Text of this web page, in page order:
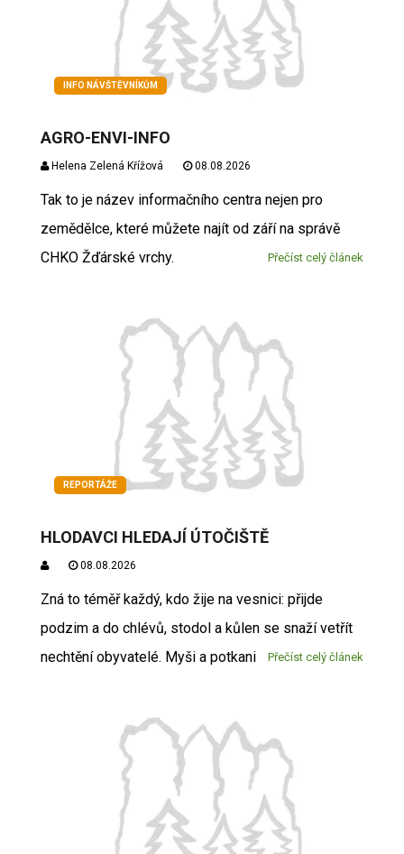
INFO NÁVŠTĚVNÍKŮM
AGRO-ENVI-INFO
Helena Zelená Křížová 08.08.2026
Tak to je název informačního centra nejen pro
zemědělce, které můžete najít od září na správě
CHKO Žďárské vrchy.
Přečíst celý článek
REPORTÁŽE
HLODAVCI HLEDAJÍ ÚTOČIŠTĚ
08.08.2026
Zná to téměř každý, kdo žije na vesnici: přijde
podzim a do chlévů, stodol a kůlen se snaží vetřít
nechtění obyvatelé. Myši a potkani
Přečíst celý článek